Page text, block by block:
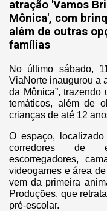
atração 'Vamos
Mônica', com
além de outras
famílias
No último sábado,
ViaNorte inaugurou a
da Mônica”,
temáticos, além de
crianças de até 12
O espaço,
corredores de
escorregadores,
videogames e área
vem da primeira
Produções, que
pré-escolar.